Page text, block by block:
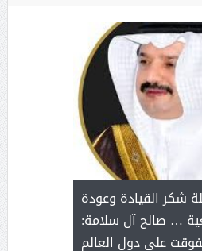
مع
بنت
شكر القيادة وعودة
… صالح آل سلامة:
على دول العالم